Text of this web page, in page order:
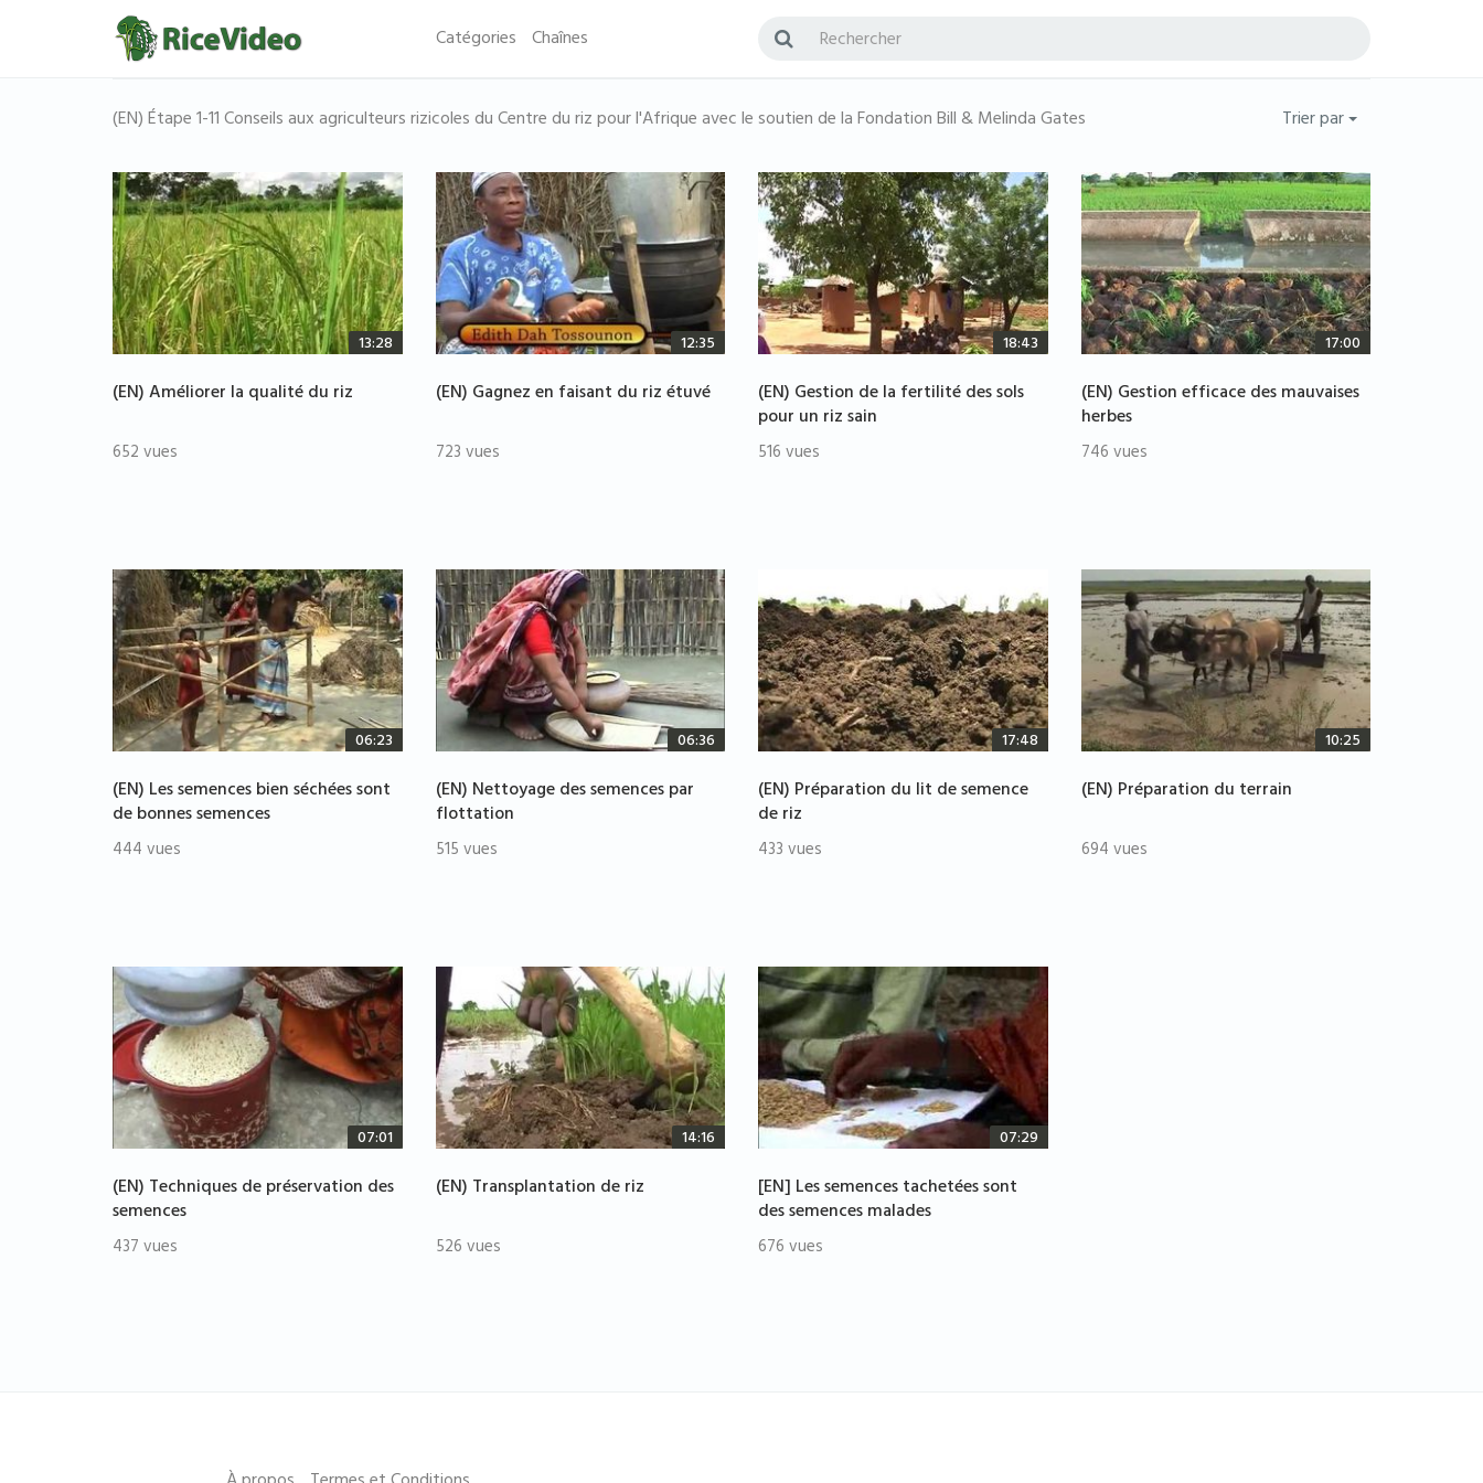
Catégories Chaînes
(EN) Étape 1-11 Conseils aux agriculteurs rizicoles du Centre du riz pour l'Afrique avec le soutien de la Fondation Bill & Melinda Gates Trier par
13:28
(EN) Améliorer la qualité du riz
652 vues
12:35
(EN) Gagnez en faisant du riz étuvé
723 vues
18:43
(EN) Gestion de la fertilité des sols
pour un riz sain
516 vues
17:00
(EN) Gestion efficace des mauvaises
herbes
746 vues
06:23
(EN) Les semences bien séchées sont
de bonnes semences
444 vues
06:36
(EN) Nettoyage des semences par
flottation
515 vues
17:48
(EN) Préparation du lit de semence
de riz
433 vues
10:25
(EN) Préparation du terrain
694 vues
07:01
(EN) Techniques de préservation des
semences
437 vues
14:16
(EN) Transplantation de riz
526 vues
07:29
[EN] Les semences tachetées sont
des semences malades
676 vues